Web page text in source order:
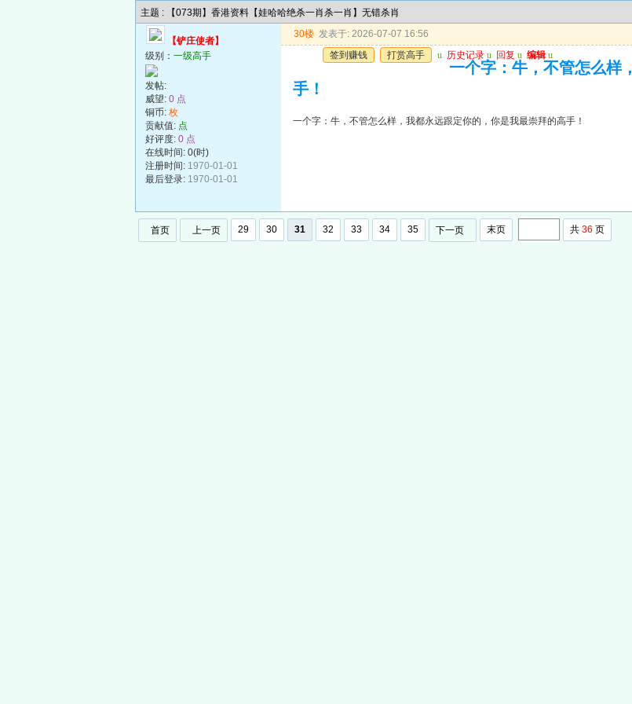
主题 : 【073期】香港资料【娃哈哈绝杀一肖杀一肖】无错杀肖
【铲庄使者】
级别： 一级高手
发帖:
威望: 0 点
铜币: 枚
贡献值: 点
好评度: 0 点
在线时间: 0(时)
注册时间: 1970-01-01
最后登录: 1970-01-01
30楼 发表于: 2026-07-07 16:56
签到赚钱
打赏高手 u 历史记录 u 回复 u 编辑 u
一个字：牛，不管怎么样
手！
一个字：牛，不管怎么样，我都永远跟定你的，你是我最崇拜的高手！
首页 上一页 29 30 31 32 33 34 35 下一页 末页 共 36 页